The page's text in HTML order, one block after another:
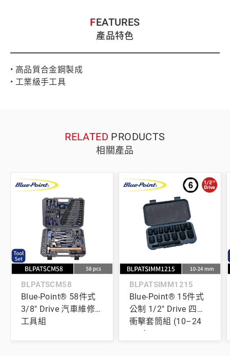
FEATURES
產品特色
• 高品質合金鋼製成
• 工業級手工具
RELATED PRODUCTS
相關產品
BLPATSCM58
Blue-Point® 58件式
3/8" Drive 汽車維修
工具組
BLPATSIMM1215
Blue-Point® 15件式
公制 1/2" Drive 四分
衝擊套筒組 (10–24
mm)